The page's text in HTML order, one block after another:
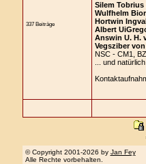
337 Beiträge
Silem Tobrius
Wulfhelm
Hortwin
Albert
Answin U. H.
Vegsziber
NSC - CM1,
... und
© Copyright 2001-2026 by Jan Fey
Alle Rechte vorbehalten.